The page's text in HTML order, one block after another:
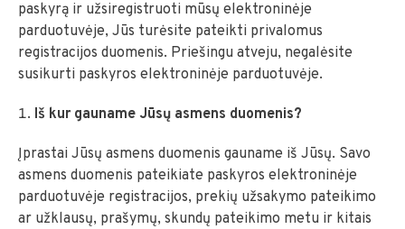
paskyrą ir užsiregistruoti mūsų elektroninėje
parduotuvėje, Jūs turėsite pateikti privalomus
registracijos duomenis. Priešingu atveju, negalėsite
susikurti paskyros elektroninėje parduotuvėje.
Iš kur gauname Jūsų asmens duomenis?
Įprastai Jūsų asmens duomenis gauname iš Jūsų. Savo
asmens duomenis pateikiate paskyros elektroninėje
parduotuvėje registracijos, prekių užsakymo pateikimo
ar užklausų, prašymų, skundų pateikimo metu ir kitais